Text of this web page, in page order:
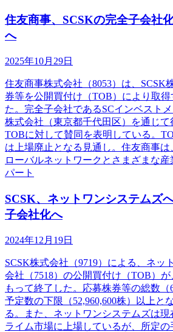
住友商事、SCSKの完全子会社
へ
2025年10月29日
住友商事株式会社（8053）は、SCSK
券等を公開買付け（TOB）により取
た。完全子会社であるSCインベスト
株式会社（東京都千代田区）を通じて
TOBに対して賛同を表明している。
は上場廃止となる見通し。住友商事
ローバルネットワークとさまざまな産
パート
SCSK、ネットワンシステムズ
子会社化へ
2024年12月19日
SCSK株式会社（9719）による、ネッ
会社（7518）の公開買付け（TOB）が
もって終了した。応募株券等の総数（
予定数の下限（52,960,600株）以上と
る。また、ネットワンシステムズは
ライム市場に上場しているが、所定